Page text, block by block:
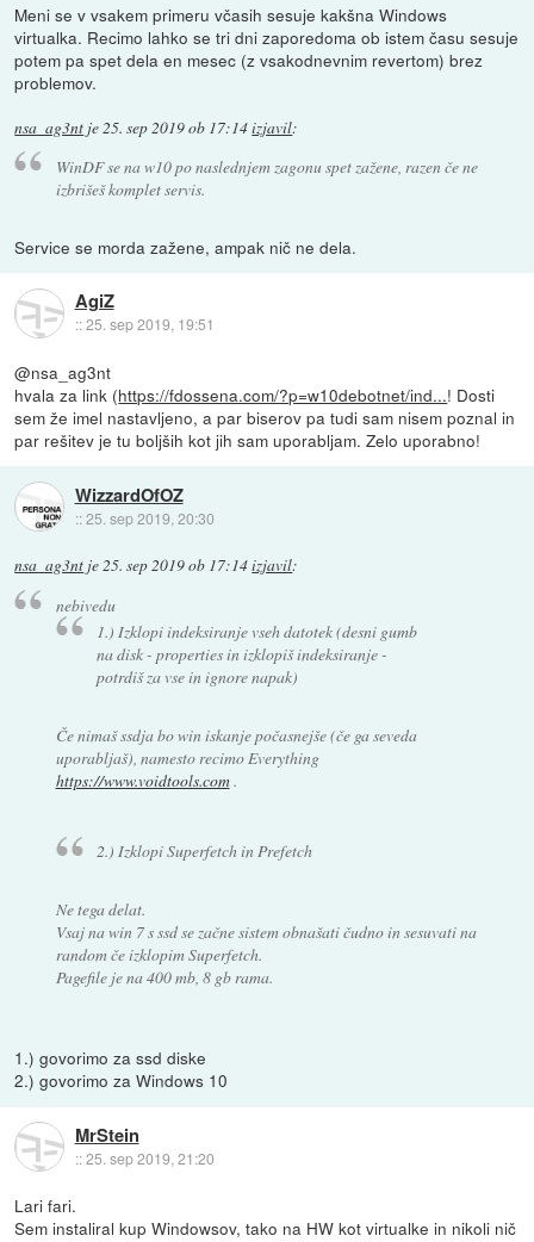
Meni se v vsakem primeru včasih sesuje kakšna Windows
virtualka. Recimo lahko se tri dni zaporedoma ob istem času sesuje
potem pa spet dela en mesec (z vsakodnevnim revertom) brez
problemov.
nsa_ag3nt je25. sep 2019 ob 17:14izjavil:
WinDF se na w10 po naslednjem zagonu spet zažene, razen če ne
izbrišeš komplet servis.
Service se morda zažene, ampak nič ne dela.
AgiZ
::25. sep 2019, 19:51
@nsa_ag3nt
hvala za link (https://fdossena.com/?p=w10debotnet/ind...! Dosti
sem že imel nastavljeno, a par biserov pa tudi sam nisem poznal in
par rešitev je tu boljših kot jih sam uporabljam. Zelo uporabno!
WizzardOfOZ
::25. sep 2019, 20:30
nsa_ag3nt je25. sep 2019 ob 17:14izjavil:
nebivedu
1.) Izklopi indeksiranje vseh datotek (desni gumb
na disk - properties in izklopiš indeksiranje -
potrdiš za vse in ignore napak)
Če nimaš ssdja bo win iskanje počasnejše (če ga seveda
uporabljaš), namesto recimo Everything
https://www.voidtools.com.
2.) Izklopi Superfetch in Prefetch
Ne tega delat.
Vsaj na win 7 s ssd se začne sistem obnašati čudno in sesuvati na
random če izklopim Superfetch.
Pagefile je na 400 mb, 8 gb rama.
1.) govorimo za ssd diske
2.) govorimo za Windows 10
MrStein
::25. sep 2019, 21:20
Lari fari.
Sem instaliral kup Windowsov, tako na HW kot virtualke in nikoli nič